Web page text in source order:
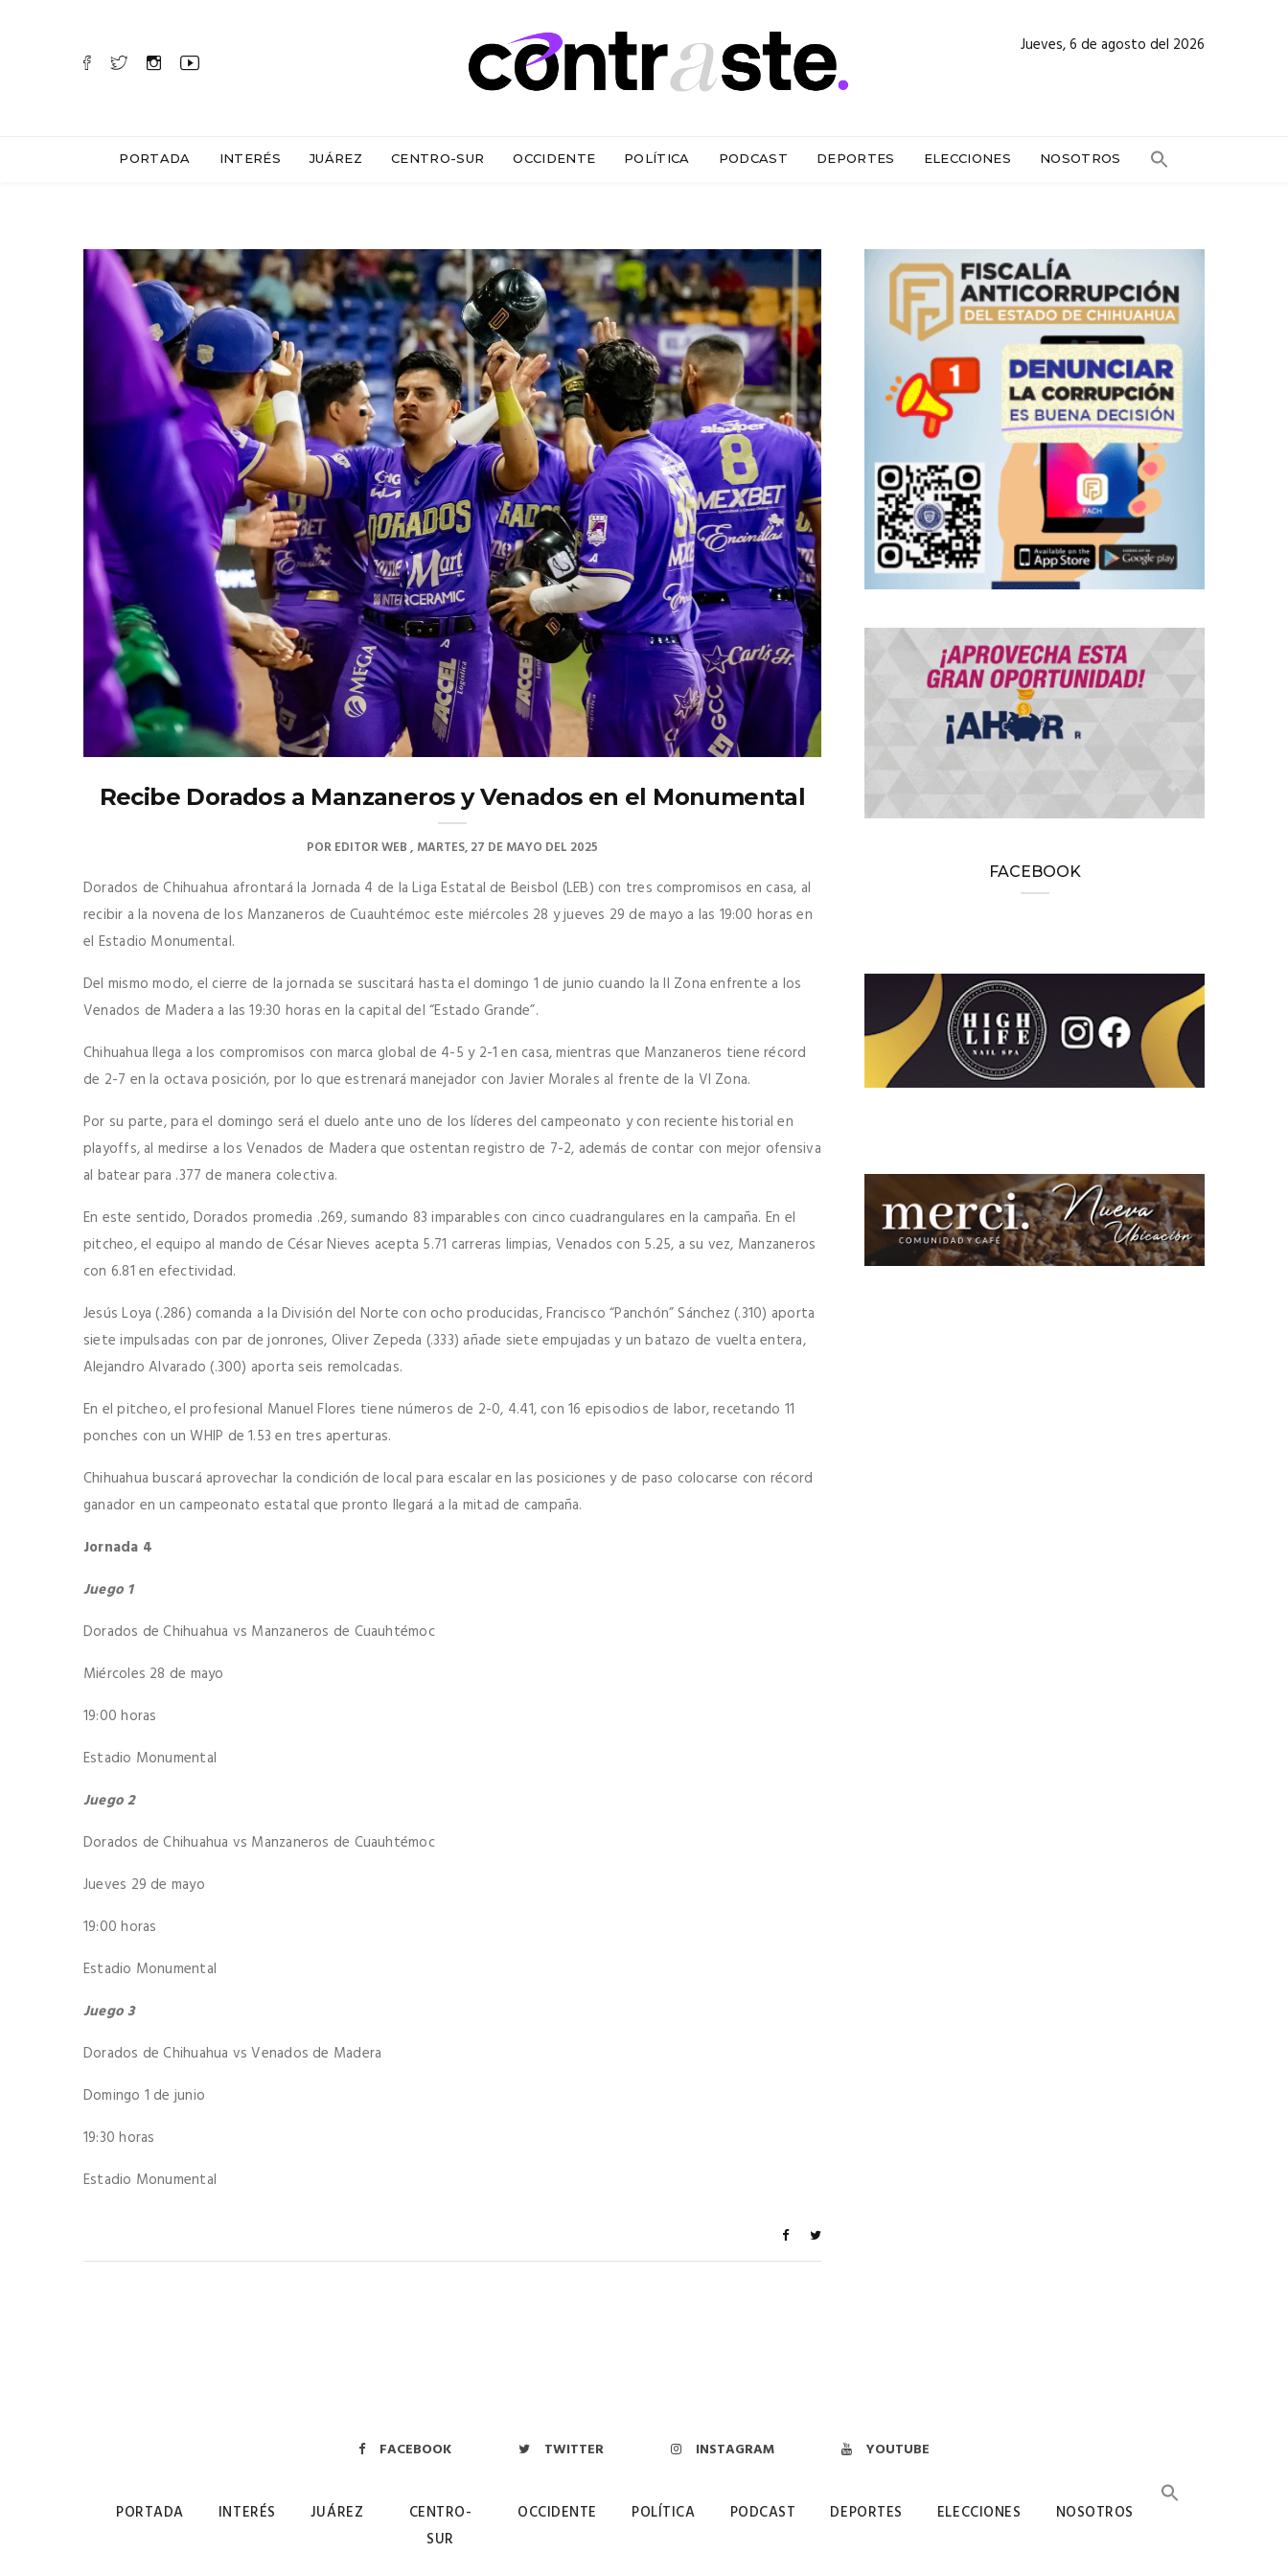
Jueves, 6 de agosto del 2026
PORTADA INTERÉS JUÁREZ CENTRO-SUR OCCIDENTE POLÍTICA PODCAST DEPORTES ELECCIONES NOSOTROS
Recibe Dorados a Manzaneros y Venados en el Monumental
POREDITOR WEB MARTES, 27 DE MAYO DEL 2025
Dorados de Chihuahua afrontará la Jornada 4 de la Liga Estatal de Beisbol (LEB) con tres compromisos en casa, al
recibir a la novena de los Manzaneros de Cuauhtémoc este miércoles 28 y jueves 29 de mayo a las 19:00 horas en
el Estadio Monumental.
Del mismo modo, el cierre de la jornada se suscitará hasta el domingo 1 de junio cuando la II Zona enfrente a los
Venados de Madera a las 19:30 horas en la capital del “Estado Grande”.
Chihuahua llega a los compromisos con marca global de 4-5 y 2-1 en casa, mientras que Manzaneros tiene récord
de 2-7 en la octava posición, por lo que estrenará manejador con Javier Morales al frente de la VI Zona.
Por su parte, para el domingo será el duelo ante uno de los líderes del campeonato y con reciente historial en
playoffs, al medirse a los Venados de Madera que ostentan registro de 7-2, además de contar con mejor ofensiva
al batear para .377 de manera colectiva.
En este sentido, Dorados promedia .269, sumando 83 imparables con cinco cuadrangulares en la campaña. En el
pitcheo, el equipo al mando de César Nieves acepta 5.71 carreras limpias, Venados con 5.25, a su vez, Manzaneros
con 6.81 en efectividad.
Jesús Loya (.286) comanda a la División del Norte con ocho producidas, Francisco “Panchón” Sánchez (.310) aporta
siete impulsadas con par de jonrones, Oliver Zepeda (.333) añade siete empujadas y un batazo de vuelta entera,
Alejandro Alvarado (.300) aporta seis remolcadas.
En el pitcheo, el profesional Manuel Flores tiene números de 2-0, 4.41, con 16 episodios de labor, recetando 11
ponches con un WHIP de 1.53 en tres aperturas.
Chihuahua buscará aprovechar la condición de local para escalar en las posiciones y de paso colocarse con récord
ganador en un campeonato estatal que pronto llegará a la mitad de campaña.
Jornada 4
Juego 1
Dorados de Chihuahua vs Manzaneros de Cuauhtémoc
Miércoles 28 de mayo
19:00 horas
Estadio Monumental
Juego 2
Dorados de Chihuahua vs Manzaneros de Cuauhtémoc
Jueves 29 de mayo
19:00 horas
Estadio Monumental
Juego 3
Dorados de Chihuahua vs Venados de Madera
Domingo 1 de junio
19:30 horas
Estadio Monumental
FACEBOOK
FACEBOOK TWITTER INSTAGRAM YOUTUBE
PORTADA INTERÉS JUÁREZ
CENTRO-
SUR
OCCIDENTE POLÍTICA PODCAST DEPORTES ELECCIONES NOSOTROS